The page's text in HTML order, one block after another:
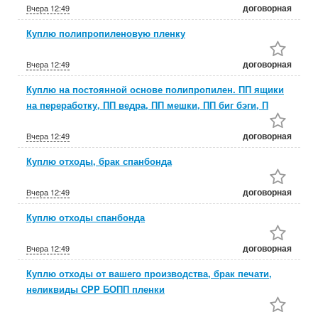
Вчера 12:49 договорная
Куплю полипропиленовую пленку
Вчера 12:49 договорная
Куплю на постоянной основе полипропилен. ПП ящики
на переработку, ПП ведра, ПП мешки, ПП биг бэги, П
Вчера 12:49 договорная
Куплю отходы, брак спанбонда
Вчера 12:49 договорная
Куплю отходы спанбонда
Вчера 12:49 договорная
Куплю отходы от вашего производства, брак печати,
неликвиды CPP БОПП пленки